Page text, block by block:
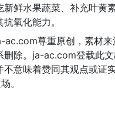
新鲜水果蔬菜、补充叶黄
氧化能力。
ac.com尊重原创，素材来
删除。ja-ac.com登载此
意味着赞同其观点或证
。